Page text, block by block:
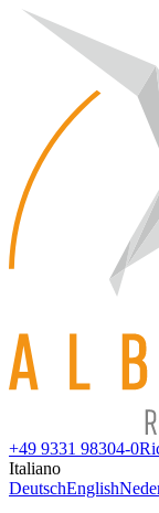
+49 9331 98304-0
Italiano
DeutschEnglish